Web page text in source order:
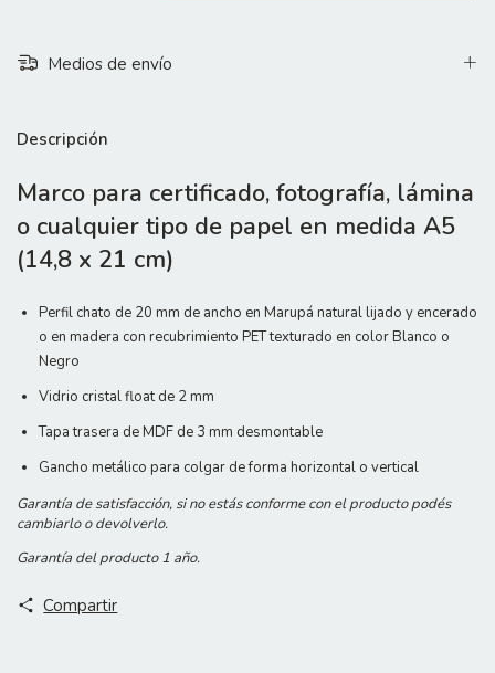
Medios de envío
Descripción
Marco para certificado, fotografía, lámina
o cualquier tipo de papel en medida A5
(14,8 x 21 cm)
Perfil chato de 20 mm de ancho en Marupá natural lijado y encerado
o en madera con recubrimiento PET texturado en color Blanco o
Negro
Vidrio cristal float de 2 mm
Tapa trasera de MDF de 3 mm desmontable
Gancho metálico para colgar de forma horizontal o vertical
Garantía de satisfacción, si no estás conforme con el producto podés
cambiarlo o devolverlo.
Garantía del producto 1 año.
Compartir